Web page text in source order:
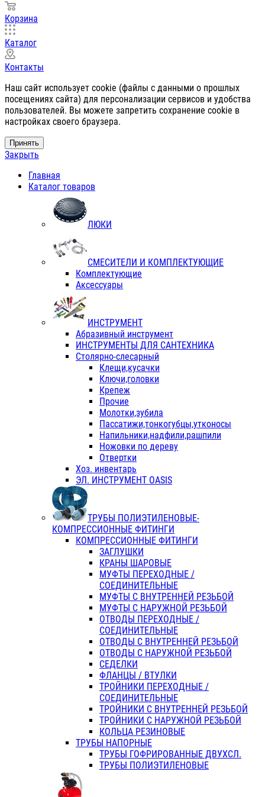
Корзина
Каталог
Контакты
Наш сайт использует cookie (файлы с данными о прошлых
посещениях сайта) для персонализации сервисов и удобства
пользователей. Вы можете запретить сохранение cookie в
настройках своего браузера.
Принять
Закрыть
Главная
Каталог товаров
ЛЮКИ
СМЕСИТЕЛИ И КОМПЛЕКТУЮЩИЕ
Комплектующие
Аксессуары
ИНСТРУМЕНТ
Абразивный инструмент
ИНСТРУМЕНТЫ ДЛЯ САНТЕХНИКА
Столярно-слесарный
Клещи,кусачки
Ключи,головки
Крепеж
Прочие
Молотки,зубила
Пассатижи,тонкогубцы,утконосы
Напильники,надфили,рашпили
Ножовки по дереву
Отвертки
Хоз. инвентарь
ЭЛ. ИНСТРУМЕНТ OASIS
ТРУБЫ ПОЛИЭТИЛЕНОВЫЕ-
КОМПРЕССИОННЫЕ ФИТИНГИ
КОМПРЕССИОННЫЕ ФИТИНГИ
ЗАГЛУШКИ
КРАНЫ ШАРОВЫЕ
МУФТЫ ПЕРЕХОДНЫЕ /
СОЕДИНИТЕЛЬНЫЕ
МУФТЫ С ВНУТРЕННЕЙ РЕЗЬБОЙ
МУФТЫ С НАРУЖНОЙ РЕЗЬБОЙ
ОТВОДЫ ПЕРЕХОДНЫЕ /
СОЕДИНИТЕЛЬНЫЕ
ОТВОДЫ С ВНУТРЕННЕЙ РЕЗЬБОЙ
ОТВОДЫ С НАРУЖНОЙ РЕЗЬБОЙ
СЕДЕЛКИ
ФЛАНЦЫ / ВТУЛКИ
ТРОЙНИКИ ПЕРЕХОДНЫЕ /
СОЕДИНИТЕЛЬНЫЕ
ТРОЙНИКИ С ВНУТРЕННЕЙ РЕЗЬБОЙ
ТРОЙНИКИ С НАРУЖНОЙ РЕЗЬБОЙ
КОЛЬЦА РЕЗИНОВЫЕ
ТРУБЫ НАПОРНЫЕ
ТРУБЫ ГОФРИРОВАННЫЕ ДВУХСЛ.
ТРУБЫ ПОЛИЭТИЛЕНОВЫЕ